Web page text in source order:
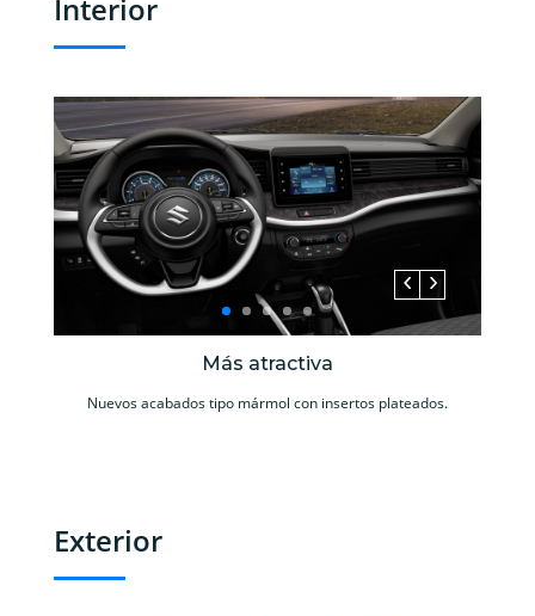
Interior
Más atractiva
Nuevos acabados tipo mármol con insertos plateados.
Exterior